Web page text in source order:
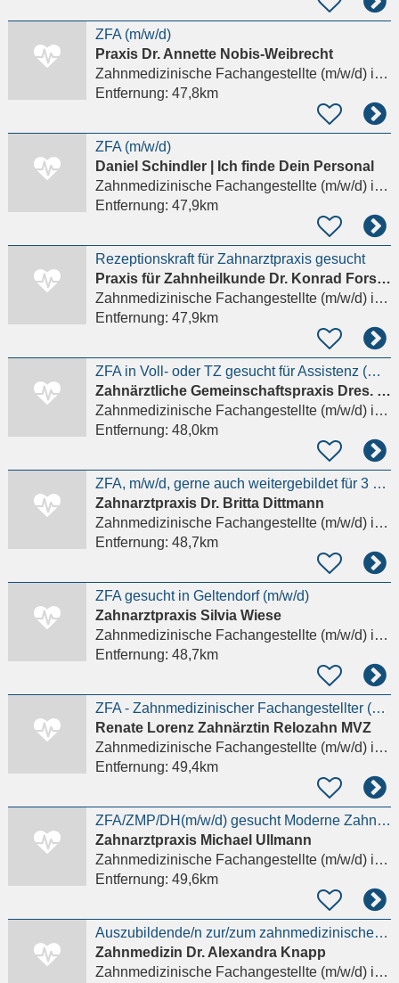
ZFA (m/w/d)
Praxis Dr. Annette Nobis-Weibrecht
Zahnmedizinische Fachangestellte (m/w/d)in Herrsching am Ammersee
Entfernung: 47,8km
ZFA (m/w/d)
Daniel Schindler | Ich finde Dein Personal
Zahnmedizinische Fachangestellte (m/w/d)in Friedberg
Entfernung: 47,9km
Rezeptionskraft für Zahnarztpraxis gesucht
Praxis für Zahnheilkunde Dr. Konrad Forster
Zahnmedizinische Fachangestellte (m/w/d)in Herrsching am Ammersee
Entfernung: 47,9km
ZFA in Voll- oder TZ gesucht für Assistenz (m/w/d)
Zahnärztliche Gemeinschaftspraxis Dres. Peter und Thomas Bruggey
Zahnmedizinische Fachangestellte (m/w/d)in Friedberg
Entfernung: 48,0km
ZFA, m/w/d, gerne auch weitergebildet für 3 Tage gesucht
Zahnarztpraxis Dr. Britta Dittmann
Zahnmedizinische Fachangestellte (m/w/d)in Mering
Entfernung: 48,7km
ZFA gesucht in Geltendorf (m/w/d)
Zahnarztpraxis Silvia Wiese
Zahnmedizinische Fachangestellte (m/w/d)in Geltendorf
Entfernung: 48,7km
ZFA - Zahnmedizinischer Fachangestellter (m/w/d)
Renate Lorenz Zahnärztin Relozahn MVZ
Zahnmedizinische Fachangestellte (m/w/d)in Geretsried, Gartenberg
Entfernung: 49,4km
ZFA/ZMP/DH(m/w/d) gesucht Moderne Zahnarztpraxis mit 4-Tage-Woche in Ergolding
Zahnarztpraxis Michael Ullmann
Zahnmedizinische Fachangestellte (m/w/d)in Ergolding
Entfernung: 49,6km
Auszubildende/n zur/zum zahnmedizinische/n Fachangestellte/n (ZFA) (m/w/d)
Zahnmedizin Dr. Alexandra Knapp
Zahnmedizinische Fachangestellte (m/w/d)in Andechs, Erling